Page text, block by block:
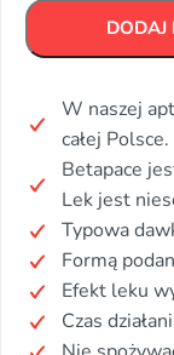
DODAJ
W naszej
całej
Betapace
Lek jest
Typowa
Formą
Efekt leku
Czas